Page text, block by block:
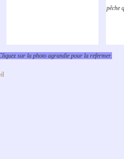
pêche
sur la photo agrandie pour la refermer.